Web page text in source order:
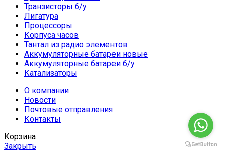
Транзисторы б/у
Лигатура
Процессоры
Корпуса часов
Тантал из радио элементов
Аккумуляторные батареи новые
Аккумуляторные батареи б/у
Катализаторы
О компании
Новости
Почтовые отправления
Контакты
Корзина
Закрыть